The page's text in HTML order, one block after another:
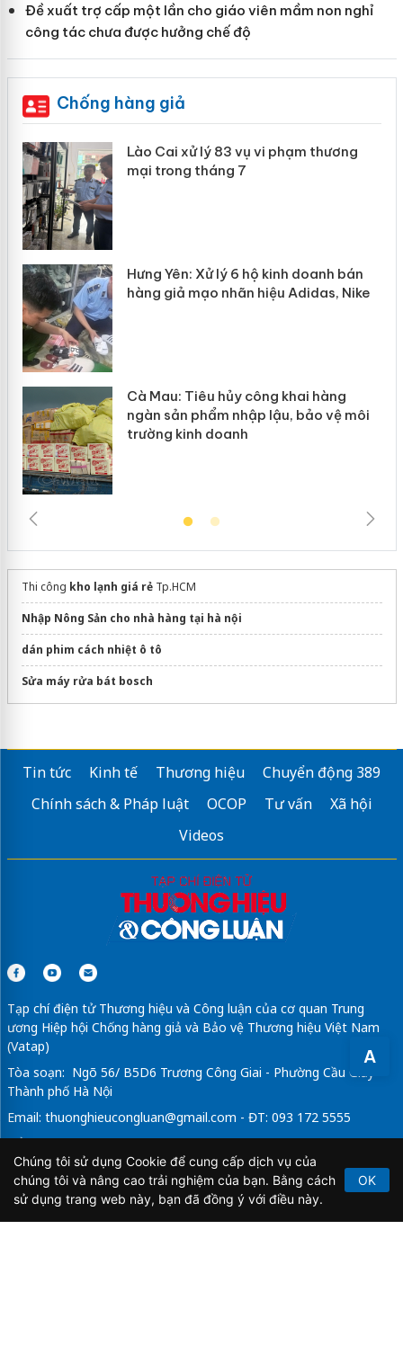
A
Đề xuất trợ cấp một lần cho giáo viên mầm non nghỉ
công tác chưa được hưởng chế độ
Chống hàng giả
Lào Cai xử lý 83 vụ vi phạm thương
mại trong tháng 7
Hưng Yên: Xử lý 6 hộ kinh doanh bán
hàng giả mạo nhãn hiệu Adidas, Nike
Cà Mau: Tiêu hủy công khai hàng
ngàn sản phẩm nhập lậu, bảo vệ môi
trường kinh doanh
Thi công kho lạnh giá rẻTp.HCM
Nhập Nông Sản cho nhà hàng tại hà nội
dán phim cách nhiệt ô tô
Sửa máy rửa bát bosch
Tin tức Kinh tế Thương hiệu
Chuyển động 389
Chính sách & Pháp luật
OCOP Tư vấn
Xã hội
Videos
Tạp chí điện tử Thương hiệu và Công luận của cơ quan Trung
ương Hiệp hội Chống hàng giả và Bảo vệ Thương hiệu Việt Nam
(Vatap)
Tòa soạn: Ngõ 56/ B5D6 Trương Công Giai - Phường Cầu Giấy -
Thành phố Hà Nội
Email: thuonghieucongluan@gmail.com - ĐT: 093 172 5555
Tổng Biên Tập: Vũ Đức Thuận
Giấy phép hoạt động báo chí điện tử số 64/GP-BTTTT do Bộ
Thông tin và Truyền thông cấp ngày 21/2/2020.
Chúng tôi sử dụng Cookie để cung cấp dịch vụ của
chúng tôi và nâng cao trải nghiệm của bạn. Bằng cách
sử dụng trang web này, bạn đã đồng ý với điều này.
OK